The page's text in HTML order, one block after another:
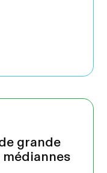
grande
médiannes